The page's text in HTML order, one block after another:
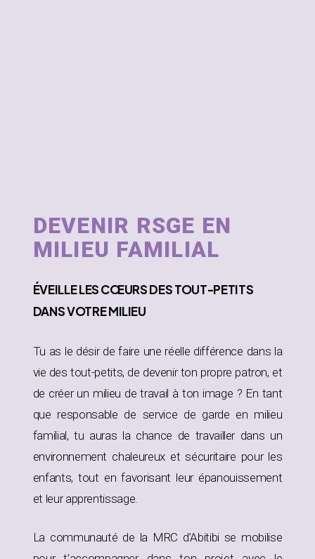
DEVENIR RSGE EN
MILIEU FAMILIAL
ÉVEILLELES CŒURS DES TOUT-PETITS
DANSVOTRE MILIEU
Tu as le désir de faire une réelle différence dans la
vie des tout-petits, de devenir ton propre patron, et
de créer un milieu de travail à ton image ? En tant
que responsable de service de garde en milieu
familial, tu auras la chance de travailler dans un
environnement chaleureux et sécuritaire pour les
enfants, tout en favorisant leur épanouissement
et leur apprentissage.
La communauté de la MRC d’Abitibi se mobilise